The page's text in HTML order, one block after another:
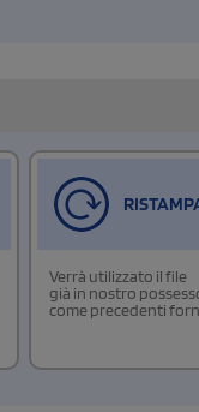
Verrà utilizzato il file
già in nostro
come precedenti